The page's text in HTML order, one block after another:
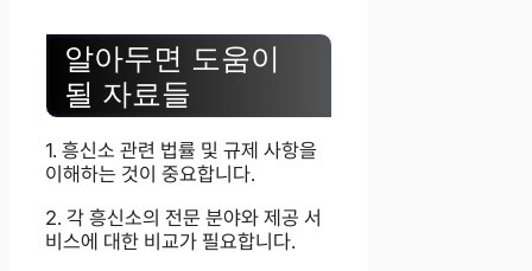
알아두면 도움이
될 자료들
1. 흥신소 관련 법률 및 규제 사항을
이해하는 것이 중요합니다.
2. 각 흥신소의 전문 분야와 제공 서
비스에 대한 비교가 필요합니다.